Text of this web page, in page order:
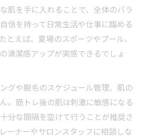
肌を手に入れることで、全体のバラ
信を持って日常生活や仕事に臨める
とえば、夏場のスポーツやプール、
清潔感アップが実感できるでしょ
グや脱毛のスケジュール管理、肌の
。筋トレ後の肌は刺激に敏感になる
分な間隔を空けて行うことが推奨さ
ーナーやサロンスタッフに相談しな